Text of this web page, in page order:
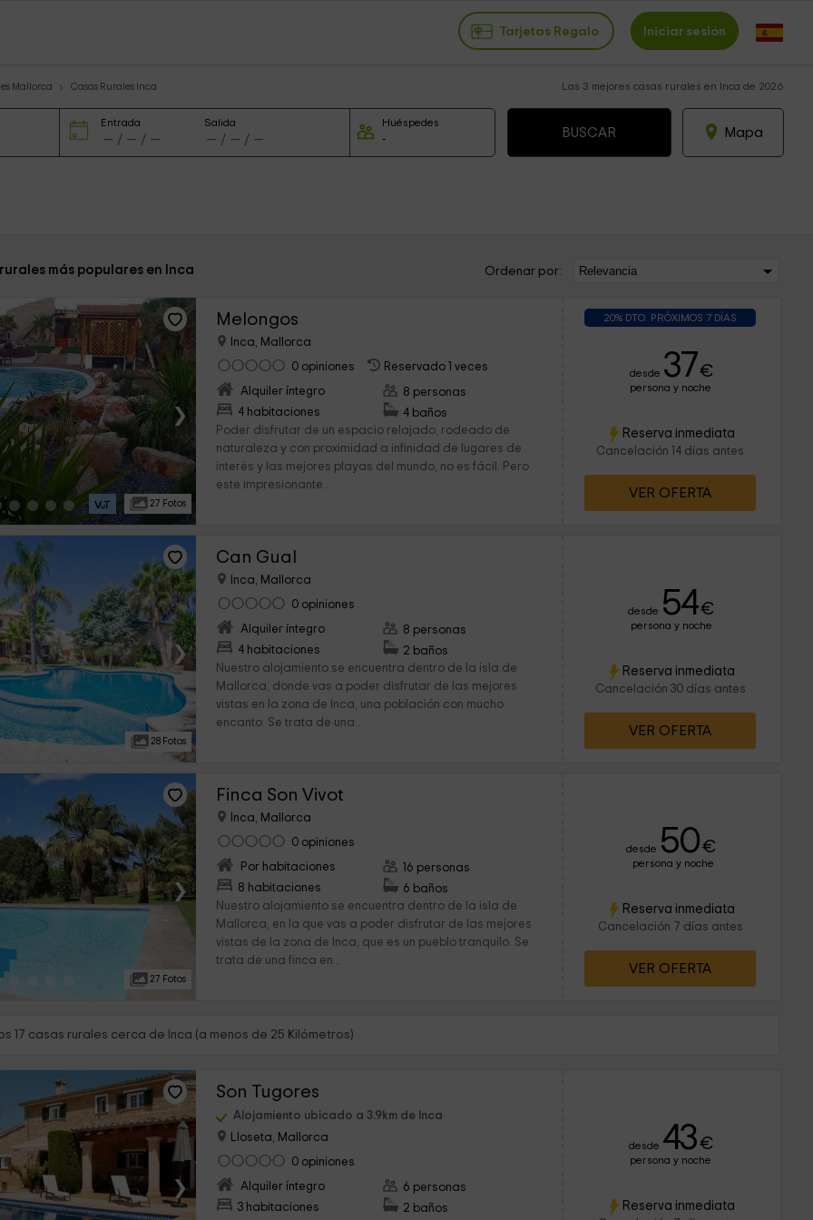
Tarjetas Regalo Iniciar sesión
Mallorca Casas Rurales Inca Las 3 mejores casas rurales en Inca de 2026
Entrada Salida Huéspedes
Mapa
más populares en Inca Ordenar por:
›
27 Fotos
Melongos
Inca, Mallorca
0 opiniones
Reservado 1 veces
Alquiler íntegro
4 habitaciones
8 personas
4 baños
Poder disfrutar de un espacio relajado, rodeado de
naturaleza y con proximidad a infinidad de lugares de
interés y las mejores playas del mundo, no es fácil. Pero
este impresionante...
20% DTO. PRÓXIMOS 7 DÍAS
desde 37€
persona y noche
Reserva inmediata
Cancelación 14 días antes
VER OFERTA
›
28 Fotos
Can Gual
Inca, Mallorca
0 opiniones
Alquiler íntegro
4 habitaciones
8 personas
2 baños
Nuestro alojamiento se encuentra dentro de la isla de
Mallorca, donde vas a poder disfrutar de las mejores
vistas en la zona de Inca, una población con mucho
encanto. Se trata de una...
desde 54€
persona y noche
Reserva inmediata
Cancelación 30 días antes
VER OFERTA
›
27 Fotos
Finca Son Vivot
Inca, Mallorca
0 opiniones
Por habitaciones
8 habitaciones
16 personas
6 baños
Nuestro alojamiento se encuentra dentro de la isla de
Mallorca, en la que vas a poder disfrutar de las mejores
vistas de la zona de Inca, que es un pueblo tranquilo. Se
trata de una finca en...
desde 50€
persona y noche
Reserva inmediata
Cancelación 7 días antes
VER OFERTA
17 casas rurales cerca de Inca (a menos de 25 Kilómetros)
›
Son Tugores
Alojamiento ubicado a 3.9km de Inca
Lloseta, Mallorca
0 opiniones
Alquiler íntegro
3 habitaciones
6 personas
2 baños
desde 43€
persona y noche
Reserva inmediata